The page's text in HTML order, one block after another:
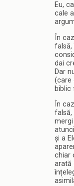
Eu,
cale
În
falsă,
dai
Dar
(care
biblic
În
falsă,
și a
chiar
arată